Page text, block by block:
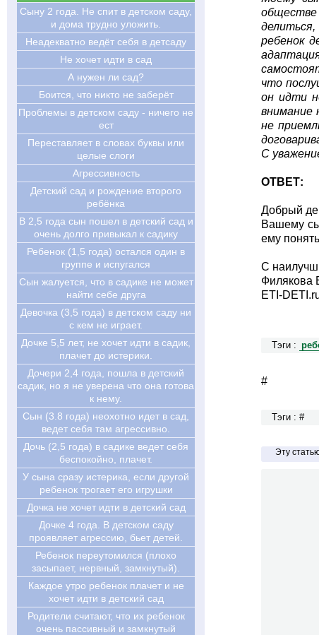
ребенок
что
он идти
внимание
не
С
ОТВЕТ:
Добрый
Вашему
ему
С
Филякова
ETI-
Тэги :
#
Тэги : #
Эту
Cыну 2 года. Не спит в детском саду,
и дома трудно уложить.
Неадекватно ведёт себя в детсаду
Не хочет идти в сад
А нужен ли сад?
Боится, что никто не заберёт
Проблемы в детском саду - ничего не
ест
Переставляет в словах буквы или
целые слоги
Агрессивность
Детский сад и рождение второго
ребёнка
В 2,5 года сын пошел в детский сад и
очень долго привыкал к садику
Ребенок (1,5 года) остался один в
группе и испугался
Сын жалуется, что в садике не может
найти себе друга
Девочка (3,5 года) в детском саду ни
с кем не играет.
Дочке 5,5 лет, не хочет идти в садик,
плачет до истерики.
Дочери 2,4 года, пошла в детский
садик, но я не уверена что она готова
к нему.
Cын (3.8 года) неохотно идет в сад,
ведет себя там агрессивно.
Дочь (2,5 года) в садике ведет себя
беспокойно, плачет.
У сына сразу истерика, если другой
ребенок трогает его игрушки
Дочка не хочет идти в детский сад
Дочке 4 года. В детском саду
проявляет агрессию, бьет детей.
Ребенок переутомился (плохо
засыпает, нервный, замкнутый).
Каждое утро ребенок плачет и не
хочет идти в детский сад
Родители считают, что их ребенок
очень пассивный и замкнутый